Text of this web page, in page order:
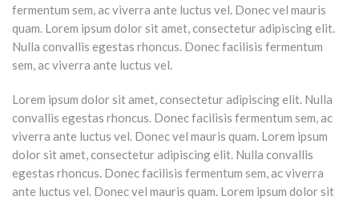
fermentum sem, ac viverra ante luctus vel. Donec vel mauris
quam. Lorem ipsum dolor sit amet, consectetur adipiscing elit.
Nulla convallis egestas rhoncus. Donec facilisis fermentum
sem, ac viverra ante luctus vel.
Lorem ipsum dolor sit amet, consectetur adipiscing elit. Nulla
convallis egestas rhoncus. Donec facilisis fermentum sem, ac
viverra ante luctus vel. Donec vel mauris quam. Lorem ipsum
dolor sit amet, consectetur adipiscing elit. Nulla convallis
egestas rhoncus. Donec facilisis fermentum sem, ac viverra
ante luctus vel. Donec vel mauris quam. Lorem ipsum dolor sit